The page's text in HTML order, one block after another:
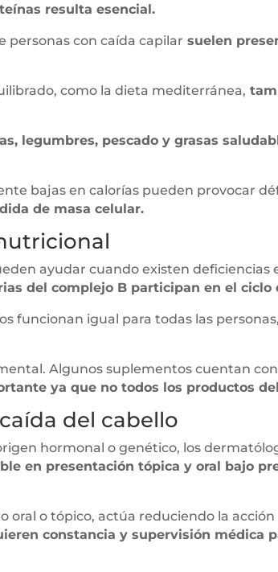
resulta esencial.
personas con caída capilar suelen
como la dieta mediterránea,
legumbres, pescado y grasas
bajas en calorías pueden provocar
de masa celular.
ayudar cuando existen deficiencias
del complejo B participan en el
funcionan igual para todas las
Algunos suplementos cuentan
ya que no todos los productos
del cabello
hormonal o genético, los
en presentación tópica y oral bajo
oral o tópico, actúa reduciendo la
constancia y supervisión médica